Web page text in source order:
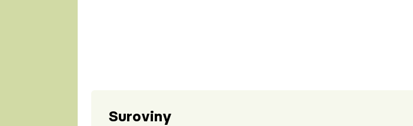
Suroviny